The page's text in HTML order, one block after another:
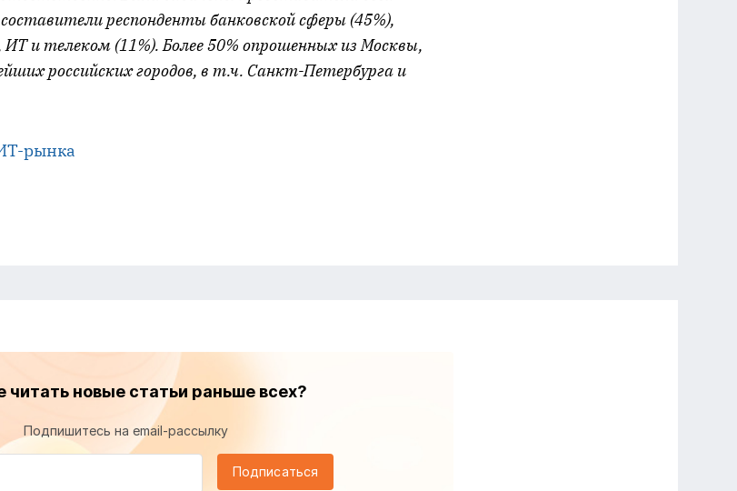
респонденты банковской сферы (45%),
и телеком (11%). Более 50% опрошенных из Москвы,
российских городов, в т.ч. Санкт-Петербурга и
рынка
читать новые статьи раньше всех?
Подпишитесь на email-рассылку
Подписаться